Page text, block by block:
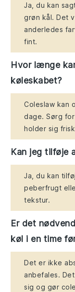
Ja, du kan
grøn kål. Det
anderledes
fint.
Hvor længe
køleskabet?
Coleslaw kan
dage. Sørg
holder sig
Kan jeg tilføje
Ja, du kan
peberfrugt
tekstur.
Er det
køl i en time
Det er ikke
anbefales.
sig og gør